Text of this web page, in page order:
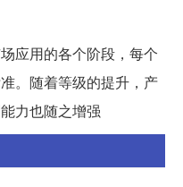
应用的各个阶段，每个
。随着等级的提升，产
力也随之增强